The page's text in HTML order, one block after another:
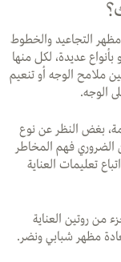
التجاعيد والخطوط
عديدة، لكل منها
ملامح الوجه أو تنعيم
الوجه.
بغض النظر عن نوع
فهم المخاطر
تعليمات العناية
من روتين العناية
مظهر شبابي ونضر.